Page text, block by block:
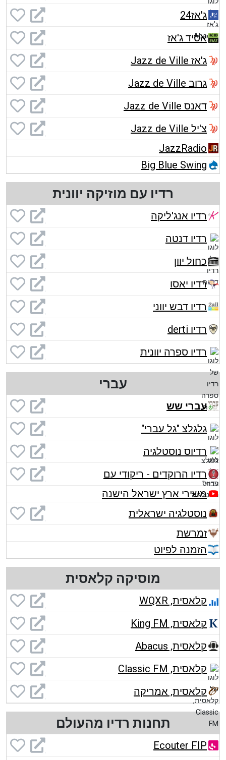
ג'אז24
אסיד ג'אז
ג'אז Jazz de Ville
גרוב Jazz de Ville
דאנס Jazz de Ville
צ'יל Jazz de Ville
JazzRadio
Big Blue Swing
רדיו עם מוזיקה יוונית
רדיו אנג'ליקה
רדיו דנטה
כחול יוון
רדיו יאסו
רדיו דבש יווני
רדיו derti
רדיו ספרה יוונית
עברי
עברי שש
גלגלצ "גל עברי"
רדיוס נוסטלגיה
רדיו הרוקדים - ריקודי עם
משירי ארץ ישראל הישנה
נוסטלגיה ישראלית
זמרשת
הזמנה לפיוט
מוסיקה קלאסית
קלאסית, WQXR
קלאסית, King FM
קלאסית, Abacus
קלאסית, Classic FM
קלאסית, אמריקה
תחנות רדיו מהעולם
Ecouter FIP